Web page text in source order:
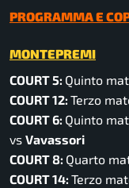
PROGRAMMA E
MONTEPREMI
COURT 5: Quinto
COURT 12: Terzo
COURT 6: Quinto
vs Vavassori
COURT 8: Quarto
COURT 14: Terzo